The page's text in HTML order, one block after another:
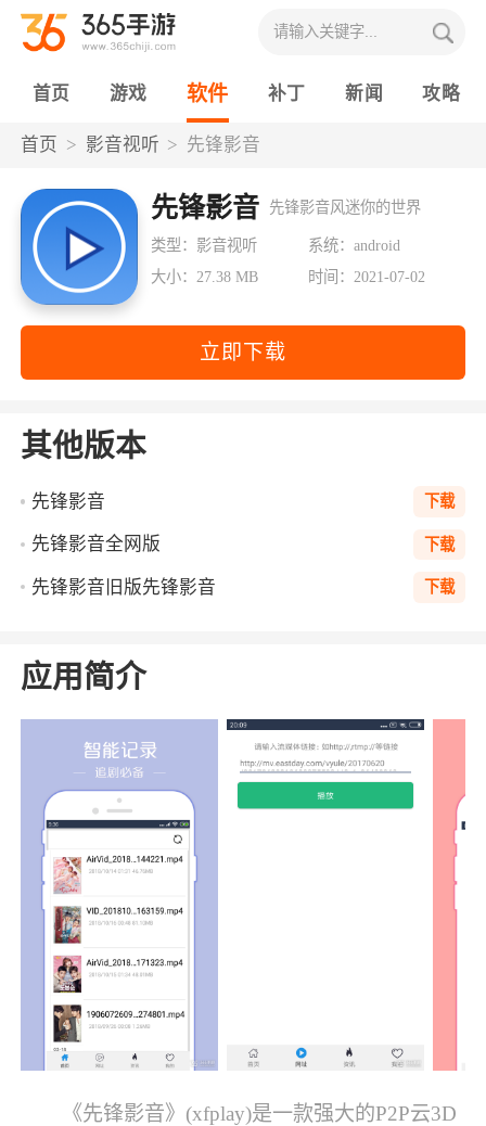
首页 游戏 软件 补丁 新闻 攻略
首页 影音视听 先锋影音
先锋影音 先锋影音风迷你的世界
类型：影音视听
系统：android
大小：27.38 MB
时间：2021-07-02
立即下载
其他版本
先锋影音 下载
先锋影音全网版 下载
先锋影音旧版先锋影音 下载
应用简介
《先锋影音》(xfplay)是一款强大的P2P云3D